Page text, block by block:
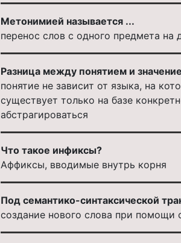
Метонимией называется ...
перенос слов с одного предмета на
Разница между понятием и
понятие не зависит от языка, на
существует только на базе
абстрагироваться
Что такое инфиксы?
Аффиксы, вводимые внутрь корня
Под семантико-синтаксической
создание нового слова при помощи